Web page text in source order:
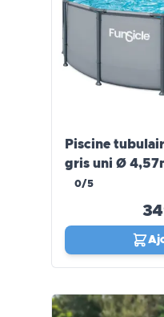
Piscine
gris uni Ø
0/5